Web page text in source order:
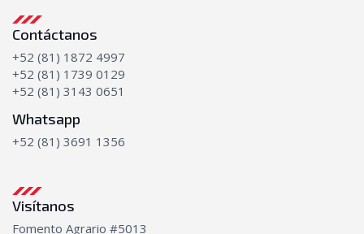
Contáctanos
+52 (81) 1872 4997
+52 (81) 1739 0129
+52 (81) 3143 0651
Whatsapp
+52 (81) 3691 1356
Visítanos
Fomento Agrario #5013